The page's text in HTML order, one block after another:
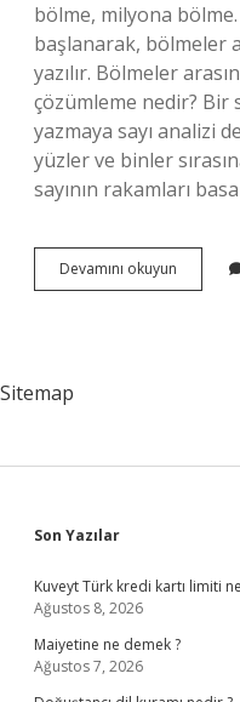
bölme, milyona bölme.
başlanarak, bölmeler
yazılır. Bölmeler
çözümleme nedir? Bir
yazmaya sayı analizi
yüzler ve binler
sayının rakamları
Devamını okuyun
Bölüğü
Sitemap
Sidebar
Son Yazılar
Kuveyt Türk kredi kartı limiti
Ağustos 8, 2026
Maiyetine ne demek ?
Ağustos 7, 2026